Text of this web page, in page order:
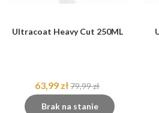
Ultracoat Heavy Cut 250ML
63,99 zł79,99 zł
Brak na stanie